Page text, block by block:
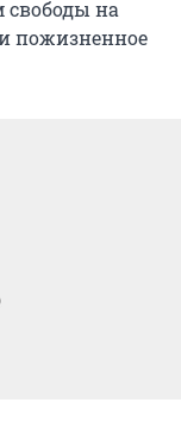
свободы на
пожизненное